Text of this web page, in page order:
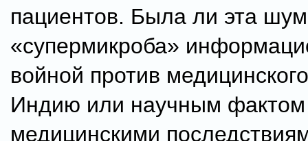
пациентов. Была ли эта
«супермикроба»
войной против
Индию или научным фактом
медицинскими